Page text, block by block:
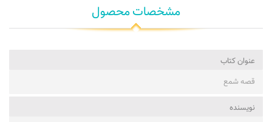
مشخصات محصول
عنوان کتاب
قصه شمع
نویسنده